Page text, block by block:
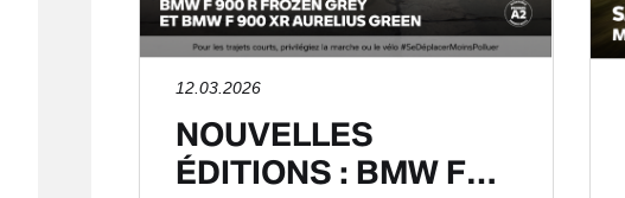
12.03.2026
NOUVELLES
ÉDITIONS : BMW F…